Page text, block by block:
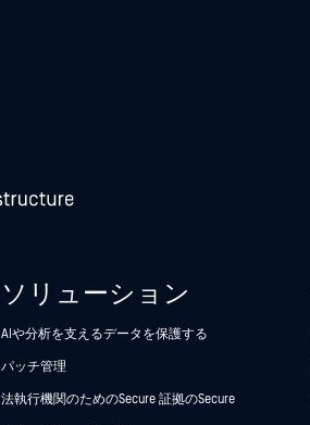
ソリューション
AIや分析を支えるデータを保護する
パッチ管理
法執行機関のためのSecure 証拠のSecure